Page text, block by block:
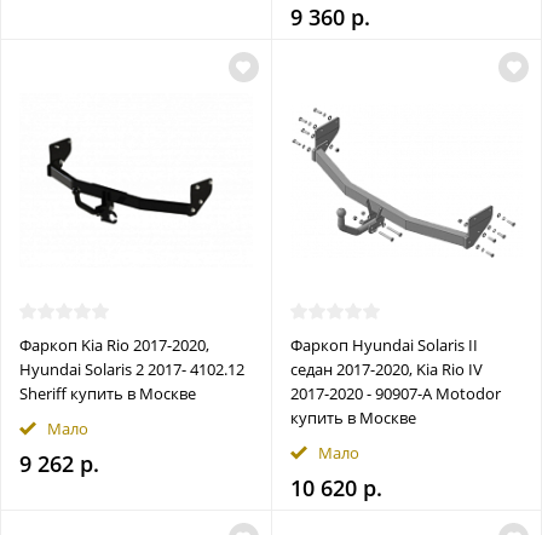
9 360 р.
Фаркоп Kia Rio 2017-2020,
Hyundai Solaris 2 2017- 4102.12
Sheriff купить в Москве
Мало
9 262 р.
Фаркоп Hyundai Solaris II
седан 2017-2020, Kia Rio IV
2017-2020 - 90907-A Motodor
купить в Москве
Мало
10 620 р.